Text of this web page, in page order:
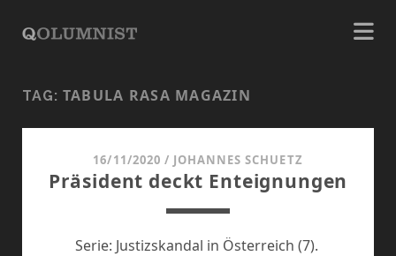
TAG: TABULA RASA MAGAZIN
16/11/2020 / JOHANNES SCHUETZ
Präsident deckt Enteignungen
Serie: Justizskandal in Österreich (7).